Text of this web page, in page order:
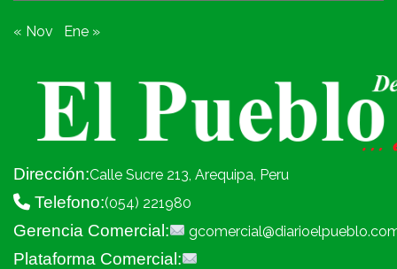
« Nov Ene »
Dirección:Calle Sucre 213, Arequipa, Peru
Telefono:(054) 221980
Gerencia Comercial:
Plataforma Comercial: